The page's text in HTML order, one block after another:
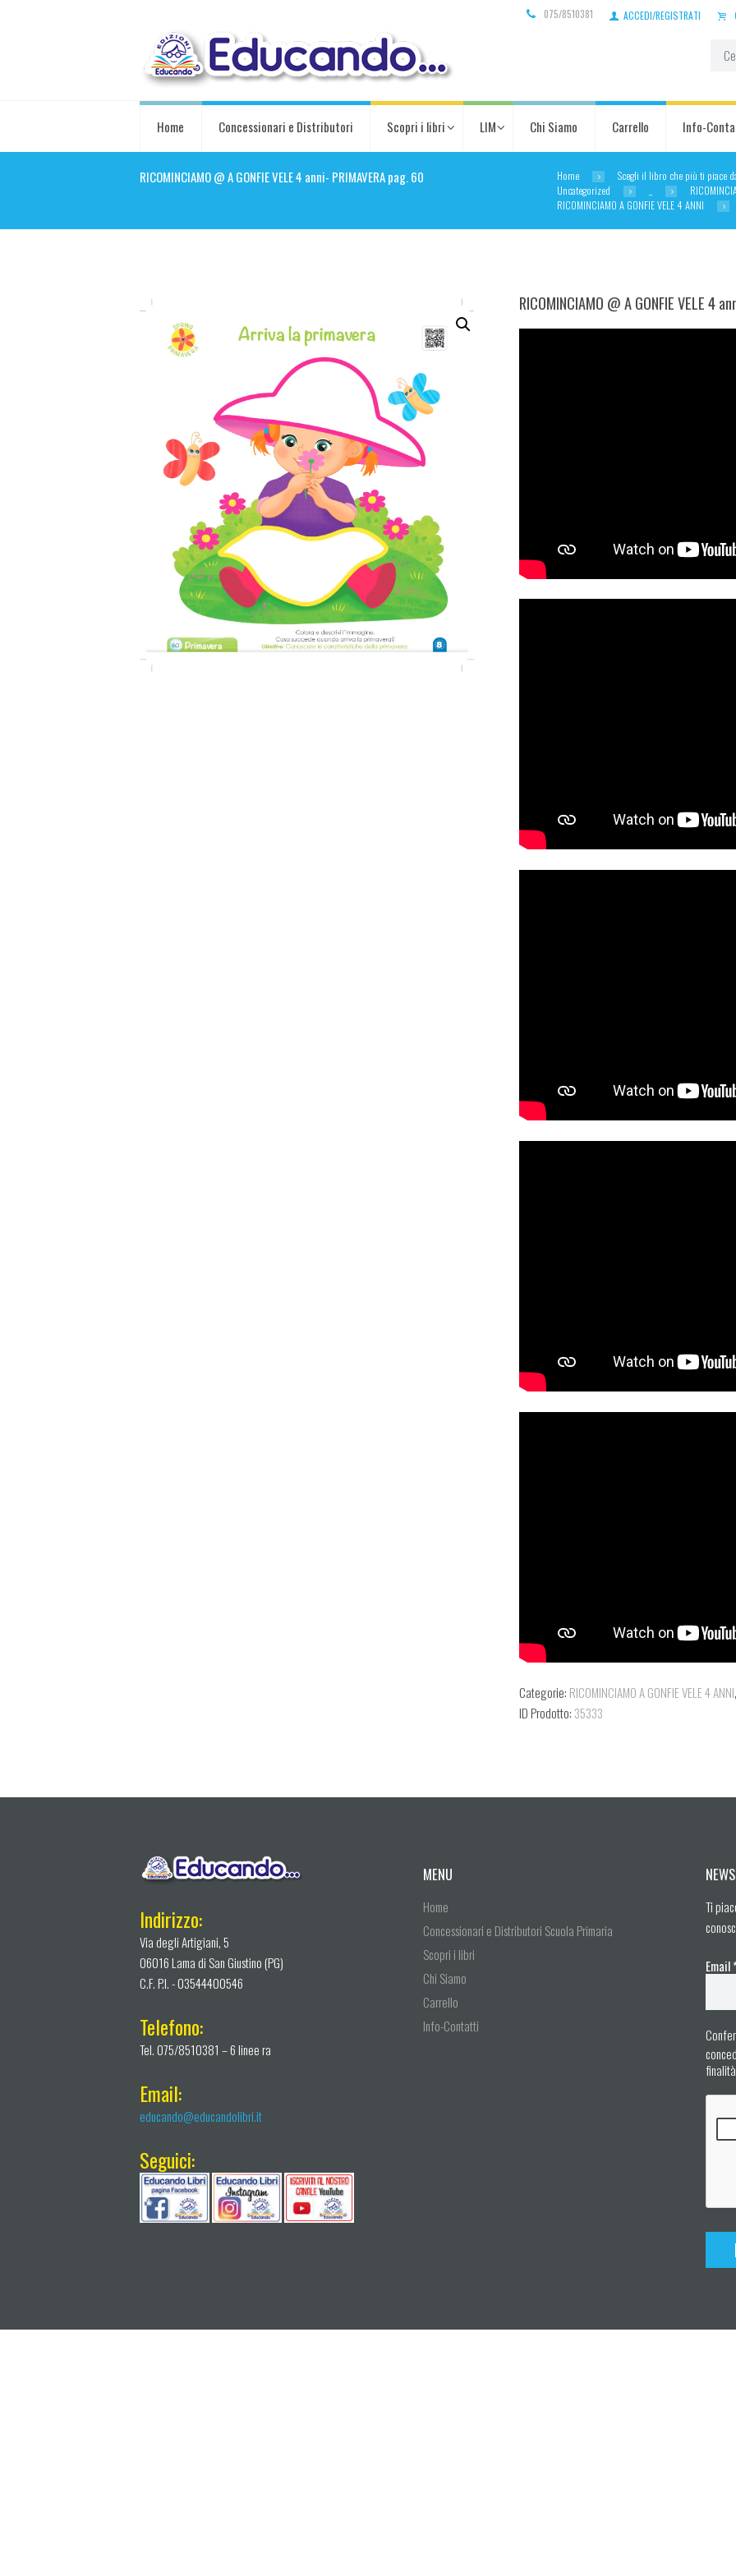
075/8510381 ACCEDI/REGISTRATI
Home Concessionari e Distributori Scopri i libri LIM Chi Siamo Carrello Info-
RICOMINCIAMO @ A GONFIE VELE 4 anni- PRIMAVERA pag. 60 Home Scegli il libro che più ti piace
Uncategorized
RICOMINCIAMO A GONFIE VELE 4 ANNI
RICOMINCIAMO @ A GONFIE VELE 4
Categorie: RICOMINCIAMO A GONFIE VELE 4 ANNI,
ID Prodotto: 35333
Indirizzo:
Via degli Artigiani, 5
06016 Lama di San Giustino (PG)
C.F. P.I. - 03544400546
Telefono:
Tel. 075/8510381 – 6 linee ra
Email:
educando@educandolibri.it
Seguici:
MENU
Home
Concessionari e Distributori Scuola Primaria
Scopri i libri
Chi Siamo
Carrello
Info-Contatti
Ti
Email